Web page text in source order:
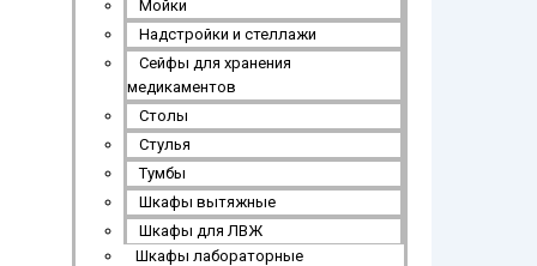
Мойки
Надстройки и стеллажи
Сейфы для хранения
медикаментов
Столы
Стулья
Тумбы
Шкафы вытяжные
Шкафы для ЛВЖ
Шкафы лабораторные